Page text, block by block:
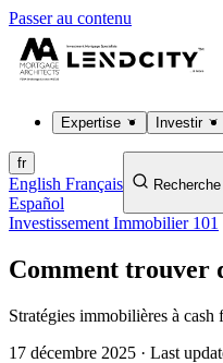
Passer au contenu
Expertise Investir
fr
English Français
Español
Recherche
Investissement Immobilier 101
Comment trouver
Stratégies immobilières à
17 décembre 2025 · Last